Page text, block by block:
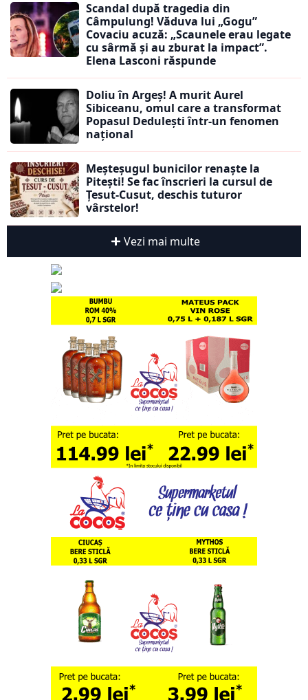
Scandal după tragedia din
Câmpulung! Văduva lui „Gogu”
Covaciu acuză: „Scaunele erau legate
cu sârmă și au zburat la impact”.
Elena Lasconi răspunde
Doliu în Argeș! A murit Aurel
Sibiceanu, omul care a transformat
Popasul Dedulești într-un fenomen
național
Meșteșugul bunicilor renaște la
Pitești! Se fac înscrieri la cursul de
Țesut-Cusut, deschis tuturor
vârstelor!
Vezi mai multe